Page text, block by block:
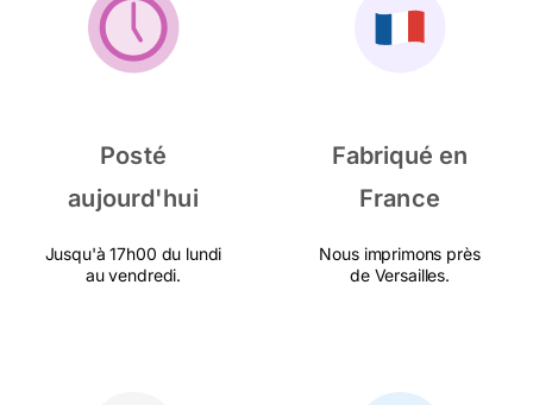
Posté
aujourd'hui
Jusqu'à 17h00 du lundi
au vendredi.
Fabriqué en
France
Nous imprimons près
de Versailles.